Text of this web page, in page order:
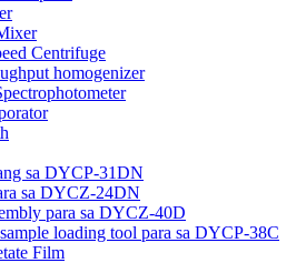
​​Centrifuge
homogenizer
sa DYCP-31DN
sa DYCZ-24DN
para sa DYCZ-40D
loading tool para sa DYCP-38C
Film